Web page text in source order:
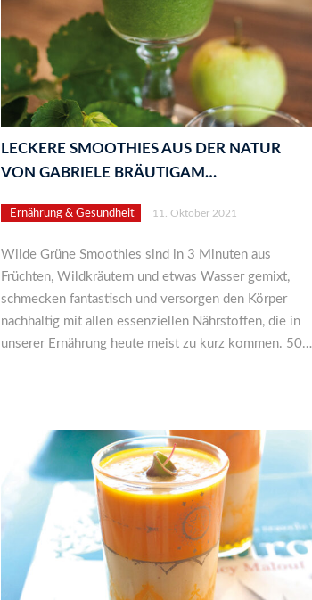
LECKERE SMOOTHIES AUS DER NATUR
VON GABRIELE BRÄUTIGAM…
Ernährung & Gesundheit 11. Oktober 2021
Wilde Grüne Smoothies sind in 3 Minuten aus
Früchten, Wildkräutern und etwas Wasser gemixt,
schmecken fantastisch und versorgen den Körper
nachhaltig mit allen essenziellen Nährstoffen, die in
unserer Ernährung heute meist zu kurz kommen. 50…